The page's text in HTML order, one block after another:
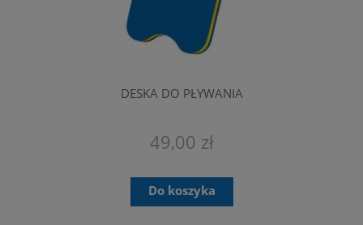
DESKA DO PŁYWANIA
49,00 zł
Do koszyka